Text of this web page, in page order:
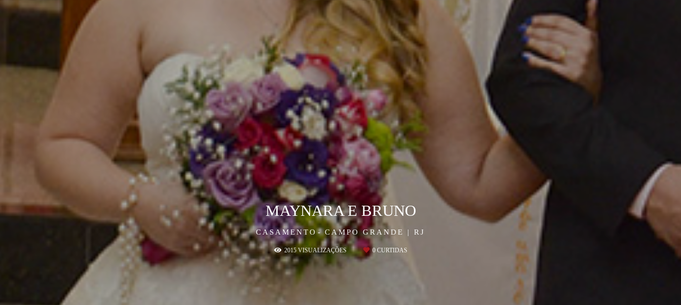
CASAMENTO CAMPO GRANDE | RJ
MAYNARA E BRUNO
2015VISUALIZAÇÕES 0CURTIDAS